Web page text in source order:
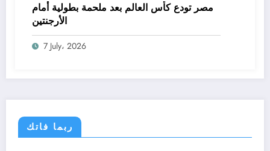
مصر تودع كأس العالم بعد ملحمة بطولية أمام
الأرجنتين
7 July، 2026
ربما فاتك